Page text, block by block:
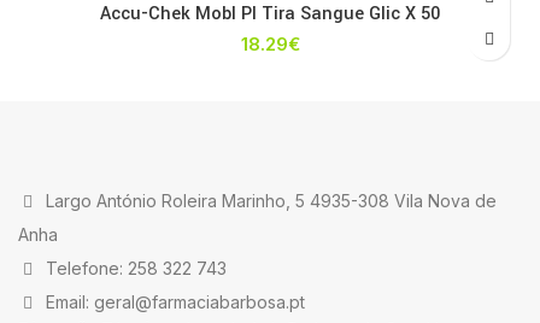
Accu-Chek Mobl Pl Tira Sangue Glic X 50
18.29€
Largo António Roleira Marinho, 5 4935-308 Vila Nova de
Anha
Telefone: 258 322 743
Email: geral@farmaciabarbosa.pt